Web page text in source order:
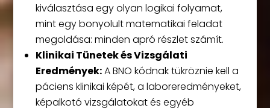
kiválasztása egy olyan logikai folyamat,
mint egy bonyolult matematikai feladat
megoldása: minden apró részlet számít.
Klinikai Tünetek és Vizsgálati
Eredmények:A BNO kódnak tükröznie kell a
páciens klinikai képét, a laboreredményeket,
képalkotó vizsgálatokat és egyéb